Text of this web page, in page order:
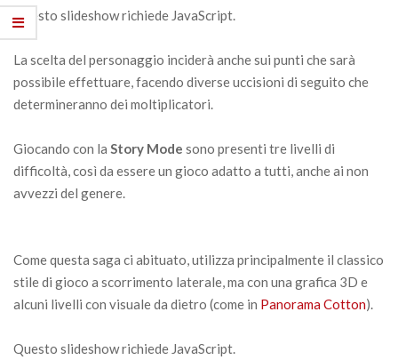
Questo slideshow richiede JavaScript.
La scelta del personaggio inciderà anche sui punti che sarà
possibile effettuare, facendo diverse uccisioni di seguito che
determineranno dei moltiplicatori.
Giocando con la Story Mode sono presenti tre livelli di
difficoltà, così da essere un gioco adatto a tutti, anche ai non
avvezzi del genere.
Come questa saga ci abituato, utilizza principalmente il classico
stile di gioco a scorrimento laterale, ma con una grafica 3D e
alcuni livelli con visuale da dietro (come in Panorama Cotton).
Questo slideshow richiede JavaScript.